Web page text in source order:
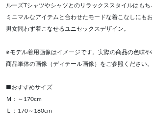
ルーズTシャツやシャツとのリラックススタイルはもち
ミニマルなアイテムと合わせたモードな着こなしにも
男女問わず着こなせるユニセックスデザイン。
※モデル着用画像はイメージです。実際の商品の色味や
商品単体の画像（ディテール画像）をご参照ください。
■おすすめサイズ
Ｍ：～170cm
Ｌ：170～180cm